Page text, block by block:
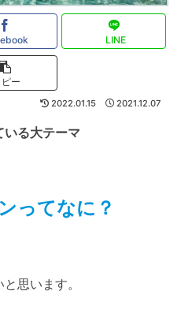
LINE
ピー
2022.01.15 2021.12.07
る大テーマ
ってなに？
思います。